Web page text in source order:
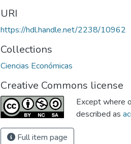
URI
https://hdl.handle.net/2238/10962
Collections
Ciencias Económicas
Creative Commons license
Except where
described as
Full item page